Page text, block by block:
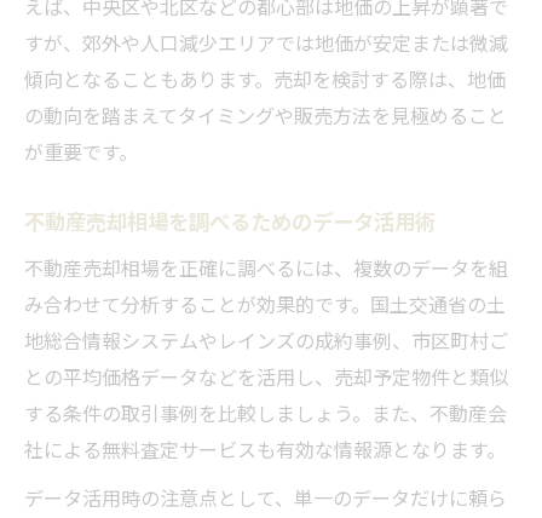
えば、中央区や北区などの都心部は地価の上昇が顕著で
すが、郊外や人口減少エリアでは地価が安定または微減
傾向となることもあります。売却を検討する際は、地価
の動向を踏まえてタイミングや販売方法を見極めること
が重要です。
不動産売却相場を調べるためのデータ活用術
不動産売却相場を正確に調べるには、複数のデータを組
み合わせて分析することが効果的です。国土交通省の土
地総合情報システムやレインズの成約事例、市区町村ご
との平均価格データなどを活用し、売却予定物件と類似
する条件の取引事例を比較しましょう。また、不動産会
社による無料査定サービスも有効な情報源となります。
データ活用時の注意点として、単一のデータだけに頼ら